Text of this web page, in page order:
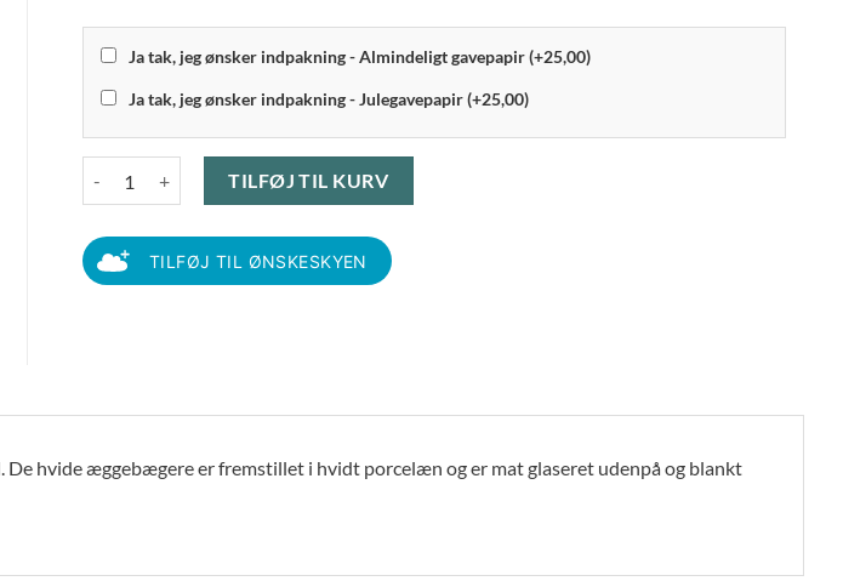
Ja tak, jeg ønsker indpakning - Almindeligt gavepapir (+25,00)
Ja tak, jeg ønsker indpakning - Julegavepapir (+25,00)
TILFØJ TIL KURV
TILFØJ TIL ØNSKESKYEN
hvide æggebægere er fremstillet i hvidt porcelæn og er mat glaseret udenpå og blankt